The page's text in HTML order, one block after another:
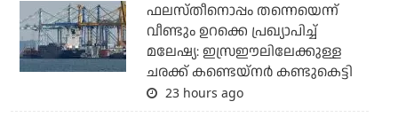
ഫലസ്തീനൊപ്പം തന്നെയെന്ന്
വീണ്ടും ഉറക്കെ പ്രഖ്യാപിച്ച്
മലേഷ്യ: ഇസ്രഈലിലേക്കുള്ള
ചരക്ക് കണ്ടെയ്‌നര്‍ കണ്ടുകെട്ടി
23 hours ago